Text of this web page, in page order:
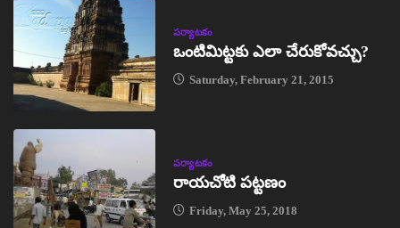
పర్యాటకం
ఒంటిమిట్టకు ఎలా చేరుకోవచ్చు?
Saturday, February 21, 2015
పర్యాటకం
రాయచోటి పట్టణం
Friday, May 25, 2018